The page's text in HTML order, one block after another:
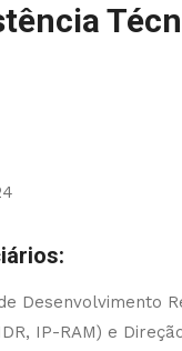
Desenvolvimento
IP-RAM) e